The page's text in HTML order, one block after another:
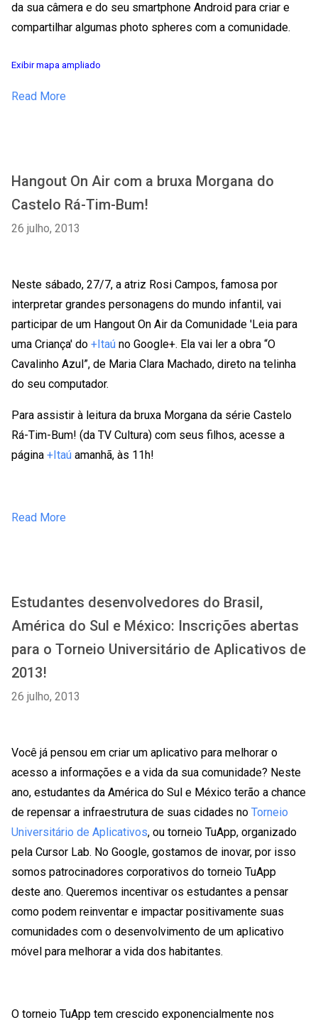
da sua câmera e do seu smartphone Android para criar e
compartilhar algumas photo spheres com a comunidade.
Exibir mapa ampliado
Read More
Hangout On Air com a bruxa Morgana do
Castelo Rá-Tim-Bum!
26 julho, 2013
Neste sábado, 27/7, a atriz Rosi Campos, famosa por
interpretar grandes personagens do mundo infantil, vai
participar de um Hangout On Air da Comunidade 'Leia para
uma Criança' do +Itaú no Google+. Ela vai ler a obra “O
Cavalinho Azul”, de Maria Clara Machado, direto na telinha
do seu computador.
Para assistir à leitura da bruxa Morgana da série Castelo
Rá-Tim-Bum! (da TV Cultura) com seus filhos, acesse a
página +Itaú amanhã, às 11h!
Read More
Estudantes desenvolvedores do Brasil,
América do Sul e México: Inscrições abertas
para o Torneio Universitário de Aplicativos de
2013!
26 julho, 2013
Você já pensou em criar um aplicativo para melhorar o
acesso a informações e a vida da sua comunidade? Neste
ano, estudantes da América do Sul e México terão a chance
de repensar a infraestrutura de suas cidades no Torneio
Universitário de Aplicativos, ou torneio TuApp, organizado
pela Cursor Lab. No Google, gostamos de inovar, por isso
somos patrocinadores corporativos do torneio TuApp
deste ano. Queremos incentivar os estudantes a pensar
como podem reinventar e impactar positivamente suas
comunidades com o desenvolvimento de um aplicativo
móvel para melhorar a vida dos habitantes.
O torneio TuApp tem crescido exponencialmente nos